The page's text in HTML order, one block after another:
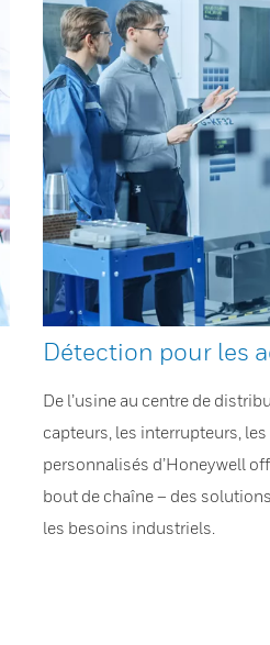
Détection pour les
De l’usine au centre de
capteurs, les interrupteurs,
personnalisés d’Honeywell
bout de chaîne – des
les besoins industriels.